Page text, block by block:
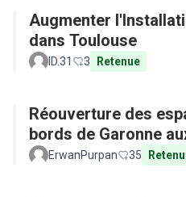
Augmenter
dans Toulouse
ID.31 3 Retenue
Réouverture des
bords de Garonne
ErwanPurpan 35